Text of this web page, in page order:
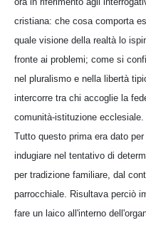
cristiana: che cosa comporta
quale visione della realtà lo
fronte ai problemi; come si
nel pluralismo e nella libertà
intercorre tra chi accoglie la
comunità-istituzione ecclesiale.
Tutto questo prima era dato
indugiare nel tentativo di
per tradizione familiare, dal
parrocchiale. Risultava perciò
fare un laico all'interno